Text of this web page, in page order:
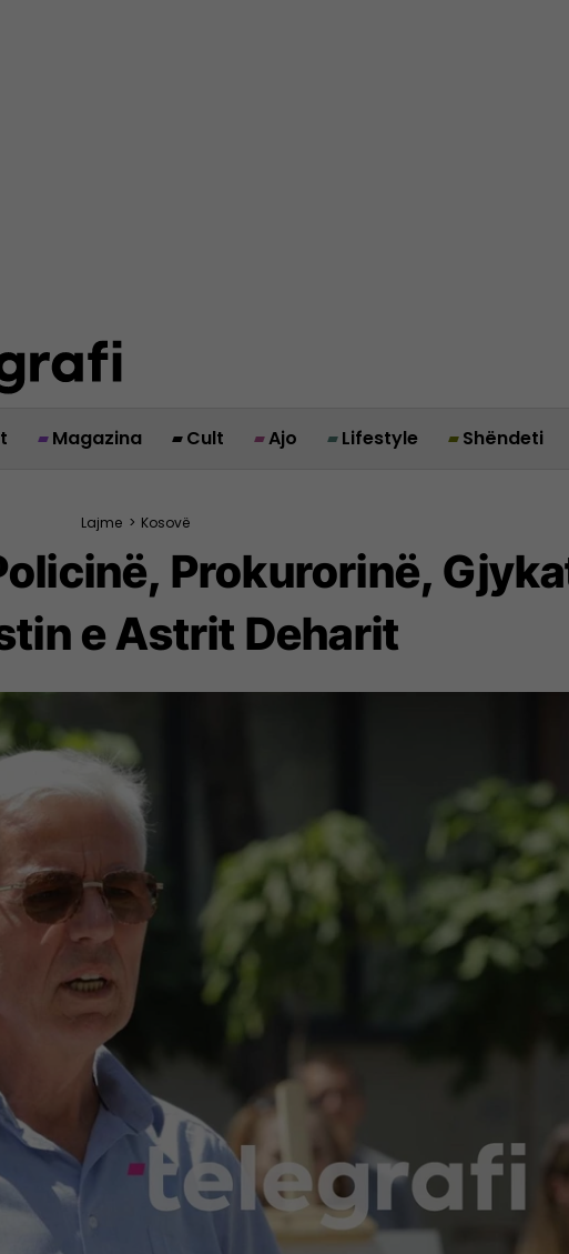
Magazina Cult Ajo Lifestyle Shëndeti
Lajme > Kosovë
Prokurorinë,
e Astrit Deharit